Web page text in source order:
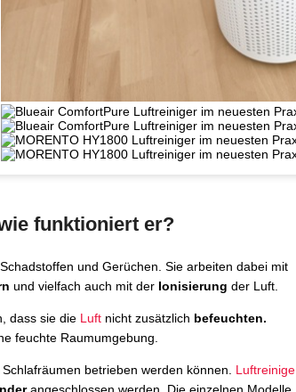
funktioniert er?
und Gerüchen. Sie arbeiten dabei mit
und vielfach auch mit der Ionisierung der Luft.
dass sie die Luft nicht zusätzlich befeuchten.
feuchte Raumumgebung.
betrieben werden können. Luftreinige
angeschlossen werden. Die einzelnen Modelle